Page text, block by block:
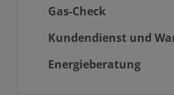
Gas-Check
Kundendienst und
Energieberatung